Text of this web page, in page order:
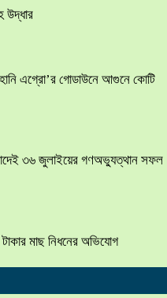
উদ্ধার
এগ্রো’র গোডাউনে আগুনে কোটি
৩৬ জুলাইয়ের গণঅভ্যুত্থান সফল
মাছ নিধনের অভিযোগ